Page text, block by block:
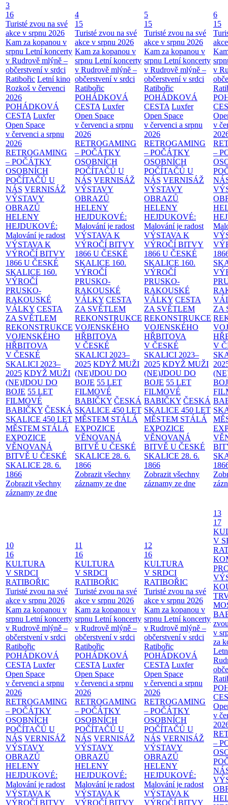
3
16
Turisté zvou na své
akce v srpnu 2026
Kam za kopanou v
srpnu Letní koncerty
v Rudrově mlýně –
občerstvení v srdci
Ratibořic Letní kino
Rozkoš v červenci
2026
POHÁDKOVÁ
CESTA Luxfer
Open Space
v červenci a srpnu
2026
RETROGAMING
– POČÁTKY
OSOBNÍCH
POČÍTAČŮ U
NÁS VERNISÁŽ
VÝSTAVY
OBRAZŮ
HELENY
HEJDUKOVÉ:
Malování je radost
VÝSTAVA K
VÝROČÍ BITVY
1866 U ČESKÉ
SKALICE 160.
VÝROČÍ
PRUSKO-
RAKOUSKÉ
VÁLKY CESTA
ZA SVĚTLEM
REKONSTRUKCE
VOJENSKÉHO
HŘBITOVA
V ČESKÉ
SKALICI 2023–
2025 KDYŽ MUŽI
(NE)JDOU DO
BOJE 55 LET
FILMOVÉ
BABIČKY ČESKÁ
SKALICE 450 LET
MĚSTEM STÁLÁ
EXPOZICE
VĚNOVANÁ
BITVĚ U ČESKÉ
SKALICE 28. 6.
1866
Zobrazit všechny
záznamy ze dne
4
15
Turisté zvou na své
akce v srpnu 2026
Kam za kopanou v
srpnu Letní koncerty
v Rudrově mlýně –
občerstvení v srdci
Ratibořic
POHÁDKOVÁ
CESTA Luxfer
Open Space
v červenci a srpnu
2026
RETROGAMING
– POČÁTKY
OSOBNÍCH
POČÍTAČŮ U
NÁS VERNISÁŽ
VÝSTAVY
OBRAZŮ
HELENY
HEJDUKOVÉ:
Malování je radost
VÝSTAVA K
VÝROČÍ BITVY
1866 U ČESKÉ
SKALICE 160.
VÝROČÍ
PRUSKO-
RAKOUSKÉ
VÁLKY CESTA
ZA SVĚTLEM
REKONSTRUKCE
VOJENSKÉHO
HŘBITOVA
V ČESKÉ
SKALICI 2023–
2025 KDYŽ MUŽI
(NE)JDOU DO
BOJE 55 LET
FILMOVÉ
BABIČKY ČESKÁ
SKALICE 450 LET
MĚSTEM STÁLÁ
EXPOZICE
VĚNOVANÁ
BITVĚ U ČESKÉ
SKALICE 28. 6.
1866
Zobrazit všechny
záznamy ze dne
5
15
Turisté zvou na své
akce v srpnu 2026
Kam za kopanou v
srpnu Letní koncerty
v Rudrově mlýně –
občerstvení v srdci
Ratibořic
POHÁDKOVÁ
CESTA Luxfer
Open Space
v červenci a srpnu
2026
RETROGAMING
– POČÁTKY
OSOBNÍCH
POČÍTAČŮ U
NÁS VERNISÁŽ
VÝSTAVY
OBRAZŮ
HELENY
HEJDUKOVÉ:
Malování je radost
VÝSTAVA K
VÝROČÍ BITVY
1866 U ČESKÉ
SKALICE 160.
VÝROČÍ
PRUSKO-
RAKOUSKÉ
VÁLKY CESTA
ZA SVĚTLEM
REKONSTRUKCE
VOJENSKÉHO
HŘBITOVA
V ČESKÉ
SKALICI 2023–
2025 KDYŽ MUŽI
(NE)JDOU DO
BOJE 55 LET
FILMOVÉ
BABIČKY ČESKÁ
SKALICE 450 LET
MĚSTEM STÁLÁ
EXPOZICE
VĚNOVANÁ
BITVĚ U ČESKÉ
SKALICE 28. 6.
1866
Zobrazit všechny
záznamy ze dne
6
15
v
v
–
ZA
V
10
16
KULTURA
V SRDCI
RATIBOŘIC
Turisté zvou na své
akce v srpnu 2026
Kam za kopanou v
srpnu Letní koncerty
v Rudrově mlýně –
občerstvení v srdci
Ratibořic
POHÁDKOVÁ
CESTA Luxfer
Open Space
v červenci a srpnu
2026
RETROGAMING
– POČÁTKY
OSOBNÍCH
POČÍTAČŮ U
NÁS VERNISÁŽ
VÝSTAVY
OBRAZŮ
HELENY
HEJDUKOVÉ:
Malování je radost
VÝSTAVA K
VÝROČÍ BITVY
11
16
KULTURA
V SRDCI
RATIBOŘIC
Turisté zvou na své
akce v srpnu 2026
Kam za kopanou v
srpnu Letní koncerty
v Rudrově mlýně –
občerstvení v srdci
Ratibořic
POHÁDKOVÁ
CESTA Luxfer
Open Space
v červenci a srpnu
2026
RETROGAMING
– POČÁTKY
OSOBNÍCH
POČÍTAČŮ U
NÁS VERNISÁŽ
VÝSTAVY
OBRAZŮ
HELENY
HEJDUKOVÉ:
Malování je radost
VÝSTAVA K
VÝROČÍ BITVY
12
16
KULTURA
V SRDCI
RATIBOŘIC
Turisté zvou na své
akce v srpnu 2026
Kam za kopanou v
srpnu Letní koncerty
v Rudrově mlýně –
občerstvení v srdci
Ratibořic
POHÁDKOVÁ
CESTA Luxfer
Open Space
v červenci a srpnu
2026
RETROGAMING
– POČÁTKY
OSOBNÍCH
POČÍTAČŮ U
NÁS VERNISÁŽ
VÝSTAVY
OBRAZŮ
HELENY
HEJDUKOVÉ:
Malování je radost
VÝSTAVA K
VÝROČÍ BITVY
13
17
V
v
za
v
–